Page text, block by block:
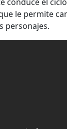
le permite
personajes.